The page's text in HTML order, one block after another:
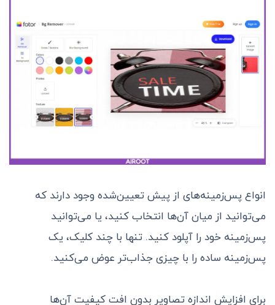
انواع پس‌زمینه‌های از پیش تعیین‌شده وجود دارند که
می‌توانید از میان آن‌ها انتخاب کنید، یا می‌توانید
پس‌زمینه خود را آپلود کنید. تنها با چند کلیک، یک
پس‌زمینه ساده را با چیزی جذاب‌تر عوض می‌کنید.
برای افزایش اندازه تصاویر بدون افت کیفیت آن‌ها